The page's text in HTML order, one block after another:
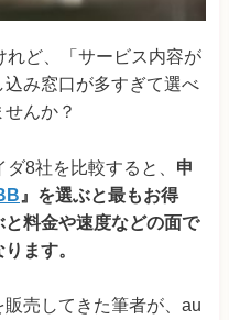
れど、「サービス内容が
み窓口が多すぎて選べ
んか？
8社を比較すると、 申
』を選ぶと最もお得
料金や速度などの面で
ます。
売してきた筆者が、au